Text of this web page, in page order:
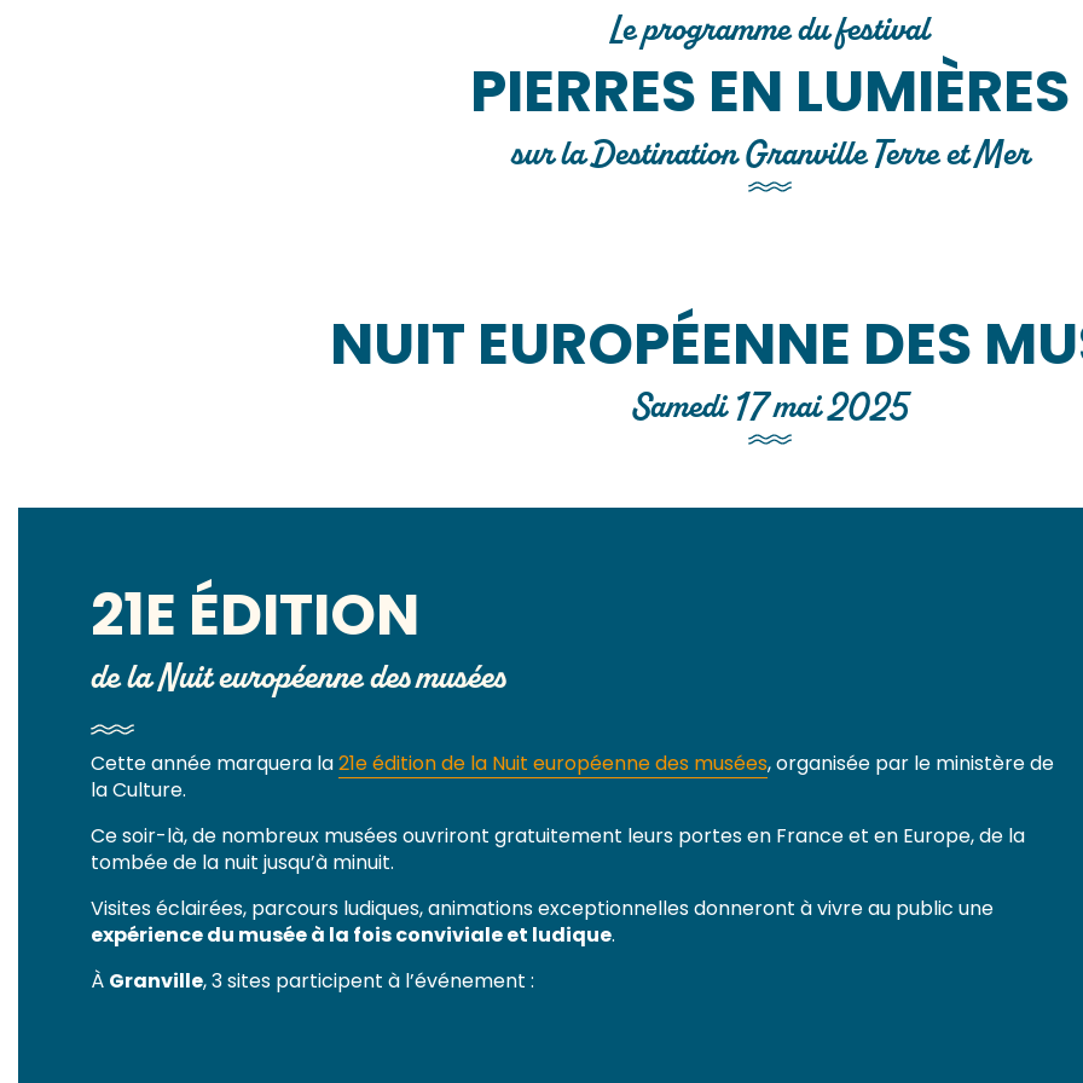
Le programme du festival
PIERRES EN LUMIÈRES
sur la Destination Granville Terre et Mer
NUIT EUROPÉENNE DES
Samedi 17 mai 2025
21E ÉDITION
de la Nuit européenne des musées
Cette année marquera la21e édition de la Nuit européenne des musées, organisée par le ministère de
la Culture.
Ce soir-là, de nombreux musées ouvriront gratuitement leurs portes en France et en Europe, de la
tombée de la nuit jusqu’à minuit.
Visites éclairées, parcours ludiques, animations exceptionnelles donneront à vivre au public une
expérience du musée à la fois conviviale et ludique.
À Granville, 3 sites participent à l’événement :